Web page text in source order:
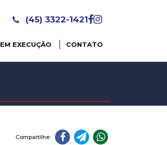
(45) 3322-1421
EM EXECUÇÃO CONTATO
Compartilhe: